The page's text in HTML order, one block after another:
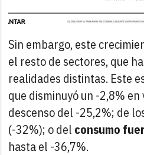
Sin embargo, este
el resto de sectores, que
realidades distintas. Este
que disminuyó un -2,8%
descenso del -25,2%; de
(-32%); o del consumo
hasta el -36,7%.